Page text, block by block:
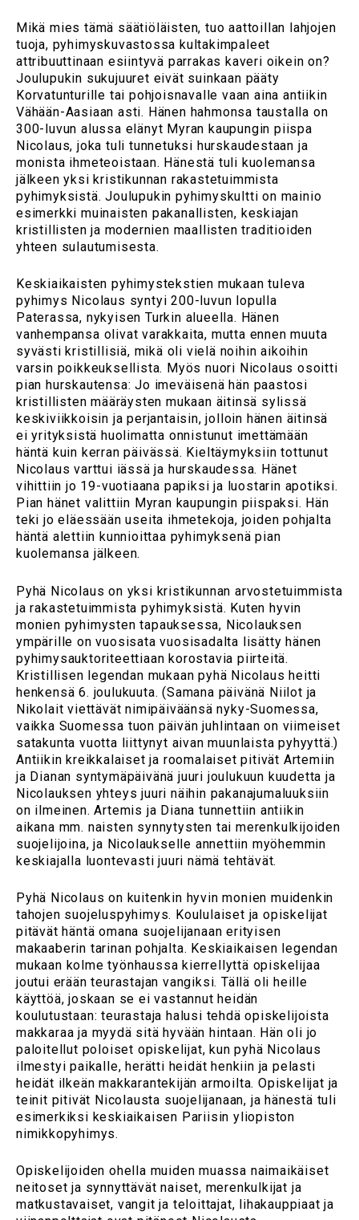
Mikä mies tämä säätiöläisten, tuo aattoillan lahjojen
tuoja, pyhimyskuvastossa kultakimpaleet
attribuuttinaan esiintyvä parrakas kaveri oikein on?
Joulupukin sukujuuret eivät suinkaan pääty
Korvatunturille tai pohjoisnavalle vaan aina antiikin
Vähään-Aasiaan asti. Hänen hahmonsa taustalla on
300-luvun alussa elänyt Myran kaupungin piispa
Nicolaus, joka tuli tunnetuksi hurskaudestaan ja
monista ihmeteoistaan. Hänestä tuli kuolemansa
jälkeen yksi kristikunnan rakastetuimmista
pyhimyksistä. Joulupukin pyhimyskultti on mainio
esimerkki muinaisten pakanallisten, keskiajan
kristillisten ja modernien maallisten traditioiden
yhteen sulautumisesta.
Keskiaikaisten pyhimystekstien mukaan tuleva
pyhimys Nicolaus syntyi 200-luvun lopulla
Paterassa, nykyisen Turkin alueella. Hänen
vanhempansa olivat varakkaita, mutta ennen muuta
syvästi kristillisiä, mikä oli vielä noihin aikoihin
varsin poikkeuksellista. Myös nuori Nicolaus osoitti
pian hurskautensa: Jo imeväisenä hän paastosi
kristillisten määräysten mukaan äitinsä sylissä
keskiviikkoisin ja perjantaisin, jolloin hänen äitinsä
ei yrityksistä huolimatta onnistunut imettämään
häntä kuin kerran päivässä. Kieltäymyksiin tottunut
Nicolaus varttui iässä ja hurskaudessa. Hänet
vihittiin jo 19-vuotiaana papiksi ja luostarin apotiksi.
Pian hänet valittiin Myran kaupungin piispaksi. Hän
teki jo eläessään useita ihmetekoja, joiden pohjalta
häntä alettiin kunnioittaa pyhimyksenä pian
kuolemansa jälkeen.
Pyhä Nicolaus on yksi kristikunnan arvostetuimmista
ja rakastetuimmista pyhimyksistä. Kuten hyvin
monien pyhimysten tapauksessa, Nicolauksen
ympärille on vuosisata vuosisadalta lisätty hänen
pyhimysauktoriteettiaan korostavia piirteitä.
Kristillisen legendan mukaan pyhä Nicolaus heitti
henkensä 6. joulukuuta. (Samana päivänä Niilot ja
Nikolait viettävät nimipäiväänsä nyky-Suomessa,
vaikka Suomessa tuon päivän juhlintaan on viimeiset
satakunta vuotta liittynyt aivan muunlaista pyhyyttä.)
Antiikin kreikkalaiset ja roomalaiset pitivät Artemiin
ja Dianan syntymäpäivänä juuri joulukuun kuudetta ja
Nicolauksen yhteys juuri näihin pakanajumaluuksiin
on ilmeinen. Artemis ja Diana tunnettiin antiikin
aikana mm. naisten synnytysten tai merenkulkijoiden
suojelijoina, ja Nicolaukselle annettiin myöhemmin
keskiajalla luontevasti juuri nämä tehtävät.
Pyhä Nicolaus on kuitenkin hyvin monien muidenkin
tahojen suojeluspyhimys. Koululaiset ja opiskelijat
pitävät häntä omana suojelijanaan erityisen
makaaberin tarinan pohjalta. Keskiaikaisen legendan
mukaan kolme työnhaussa kierrellyttä opiskelijaa
joutui erään teurastajan vangiksi. Tällä oli heille
käyttöä, joskaan se ei vastannut heidän
koulutustaan: teurastaja halusi tehdä opiskelijoista
makkaraa ja myydä sitä hyvään hintaan. Hän oli jo
paloitellut poloiset opiskelijat, kun pyhä Nicolaus
ilmestyi paikalle, herätti heidät henkiin ja pelasti
heidät ilkeän makkarantekijän armoilta. Opiskelijat ja
teinit pitivät Nicolausta suojelijanaan, ja hänestä tuli
esimerkiksi keskiaikaisen Pariisin yliopiston
nimikkopyhimys.
Opiskelijoiden ohella muiden muassa naimaikäiset
neitoset ja synnyttävät naiset, merenkulkijat ja
matkustavaiset, vangit ja teloittajat, lihakauppiaat ja